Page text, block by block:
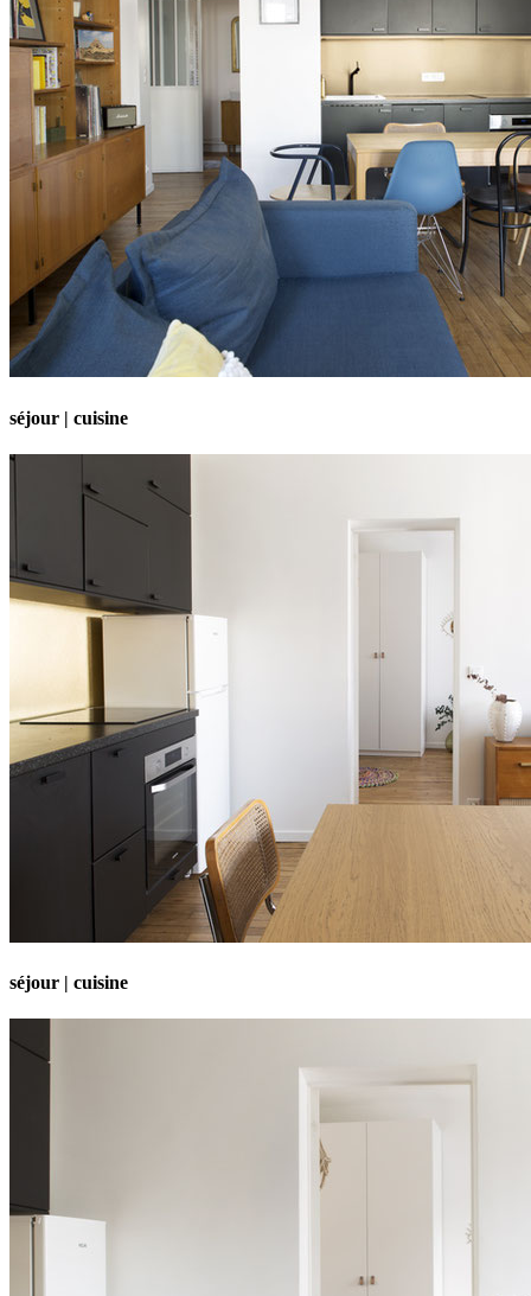
séjour | cuisine
séjour | cuisine